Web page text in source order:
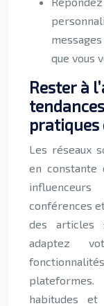
que vous
Rester à
Les réseaux
en constante
conférences
des articles
adaptez
habitudes